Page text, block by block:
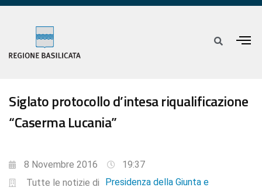
Siglato protocollo d’intesa riqualificazione
“Caserma Lucania”
8 Novembre 2016
19:37
Tutte le notizie di
Presidenza della Giunta e